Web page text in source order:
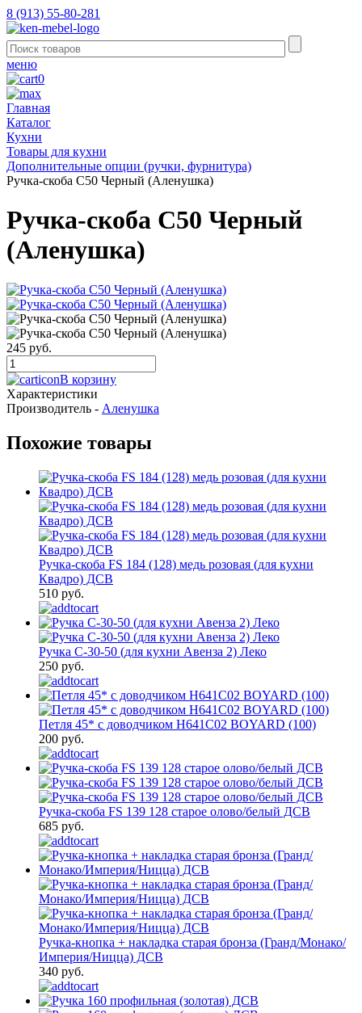
8 (913) 55-80-281
меню
0
Главная
Каталог
Кухни
Товары для кухни
Дополнительные опции (ручки, фурнитура)
Ручка-скоба С50 Черный (Аленушка)
Ручка-скоба С50 Черный
(Аленушка)
245 руб.
В корзину
Характеристики
Производитель - Аленушка
Похожие товары
Ручка-скоба FS 184 (128) медь розовая (для кухни
Квадро) ДСВ
510 руб.
Ручка С-30-50 (для кухни Авенза 2) Леко
250 руб.
Петля 45* с доводчиком Н641С02 BOYARD (100)
200 руб.
Ручка-скоба FS 139 128 старое олово/белый ДСВ
685 руб.
Ручка-кнопка + накладка старая бронза (Гранд/Монако/
Империя/Ницца) ДСВ
340 руб.